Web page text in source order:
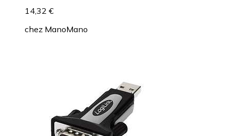
14,32 €
chez ManoMano